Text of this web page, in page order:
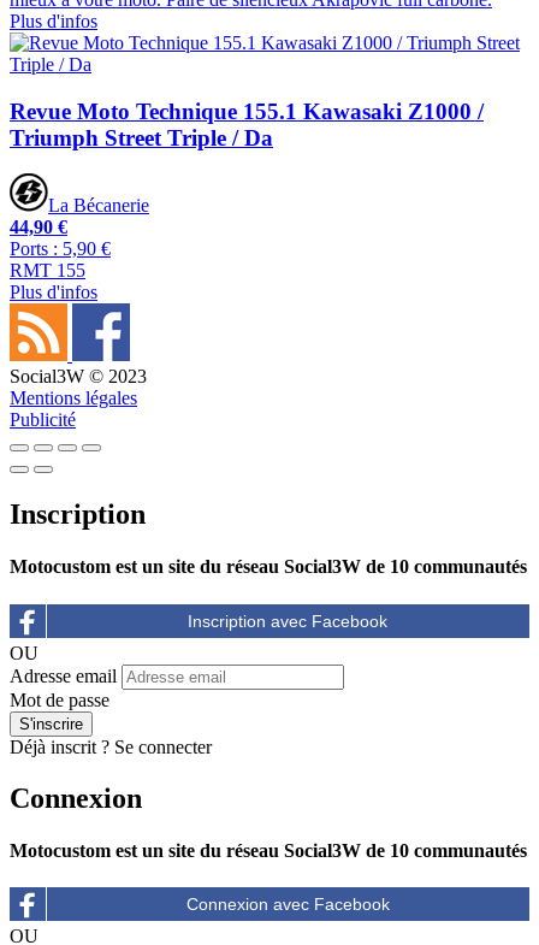
Plus d'infos
Revue Moto Technique 155.1 Kawasaki Z1000 /
Triumph Street Triple / Da
La Bécanerie
44,90 €
Ports : 5,90 €
RMT 155
Plus d'infos
Social3W © 2023
Mentions légales
Publicité
Inscription
Motocustom est un site du réseau Social3W de 10 communautés
OU
Adresse email
Mot de passe
Déjà inscrit ? Se connecter
Connexion
Motocustom est un site du réseau Social3W de 10 communautés
OU